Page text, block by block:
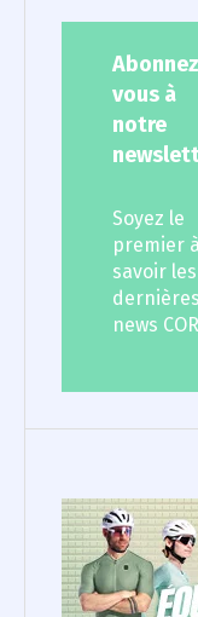
vous à
notre
Soyez le
premier à
savoir les
dernières
news